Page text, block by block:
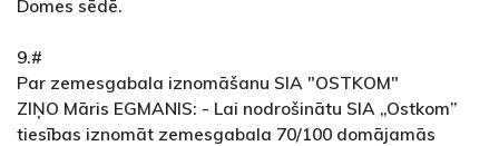
Domes sēdē.
9.#
Par zemesgabala iznomāšanu SIA "OSTKOM"
ZIŅO Māris EGMANIS: - Lai nodrošinātu SIA „Ostkom”
tiesības iznomāt zemesgabala 70/100 domājamās